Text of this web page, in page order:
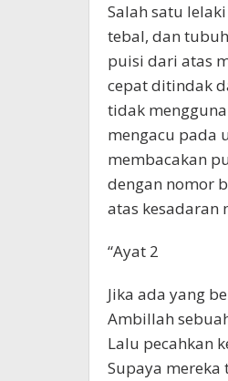
Salah satu
tebal, dan
puisi dari atas
cepat ditindak
tidak
mengacu pada
membacakan
dengan nomor
atas kesadaran
“Ayat 2
Jika ada yang
Ambillah
Lalu pecahkan
Supaya mereka